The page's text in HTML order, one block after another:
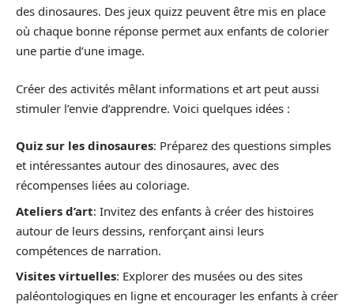
des dinosaures. Des jeux quizz peuvent être mis en place
où chaque bonne réponse permet aux enfants de colorier
une partie d’une image.
Créer des activités mêlant informations et art peut aussi
stimuler l’envie d’apprendre. Voici quelques idées :
Quiz sur les dinosaures: Préparez des questions simples
et intéressantes autour des dinosaures, avec des
récompenses liées au coloriage.
Ateliers d’art: Invitez des enfants à créer des histoires
autour de leurs dessins, renforçant ainsi leurs
compétences de narration.
Visites virtuelles: Explorer des musées ou des sites
paléontologiques en ligne et encourager les enfants à créer